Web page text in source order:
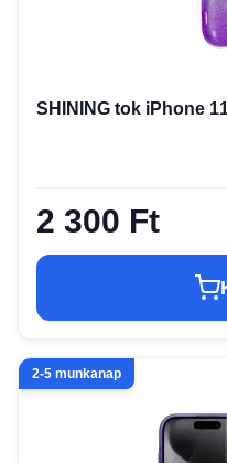
SHINING tok iPhone
2 300 Ft
2-5 munkanap